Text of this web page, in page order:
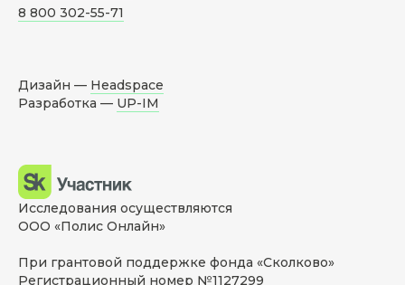
8 800 302-55-71
Дизайн — Headspace
Разработка — UP-IM
Исследования осуществляются
ООО «Полис Онлайн»
При грантовой поддержке фонда «Сколково»
Регистрационный номер №1127299